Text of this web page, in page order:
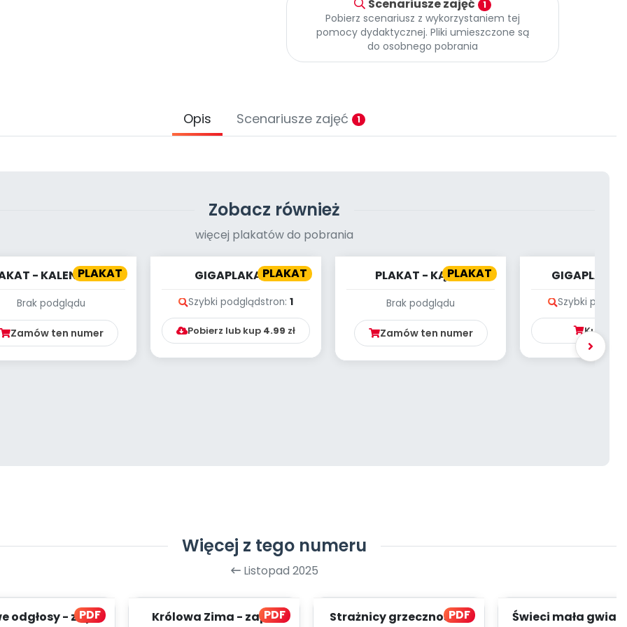
Scenariusze zajęć 1
Pobierz scenariusz z wykorzystaniem tej
pomocy dydaktycznej. Pliki umieszczone są
do osobnego pobrania
Opis Scenariusze zajęć 1
Zobacz również
więcej plakatów do pobrania
PLAKAT
- KALENDARZ -
Brak podglądu
Zamów ten numer
PLAKAT
GIGAPLAKAT -
[PRZEDSZKOLNE
INSPIRACJE -...
Szybki podglądstron: 1
Pobierz lub kup 4.99 zł
PLAKAT
PLAKAT - KĄCIK
WIDZĘ? CO SŁYSZĘ? NA
WS...
Brak podglądu
Zamów ten numer
Szybki
Kup
Więcej z tego numeru
Listopad 2025
PDF
odgłosy - zapis
PDF
Królowa Zima - zapis
PDF
Strażnicy grzeczności -
Świeci mała